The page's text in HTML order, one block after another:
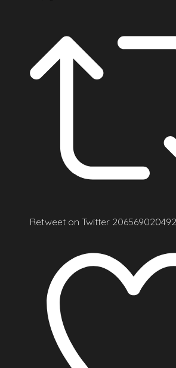
Retweet on Twitter